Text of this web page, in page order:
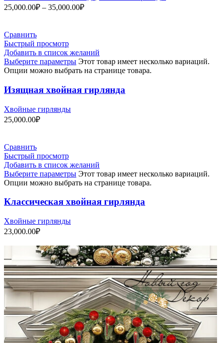
25,000.00₽ – 35,000.00₽
Сравнить
Быстрый просмотр
Добавить в список желаний
Выберите параметры Этот товар имеет несколько вариаций.
Опции можно выбрать на странице товара.
Изящная хвойная гирлянда
Хвойные гирлянды
25,000.00₽
Сравнить
Быстрый просмотр
Добавить в список желаний
Выберите параметры Этот товар имеет несколько вариаций.
Опции можно выбрать на странице товара.
Классическая хвойная гирлянда
Хвойные гирлянды
23,000.00₽